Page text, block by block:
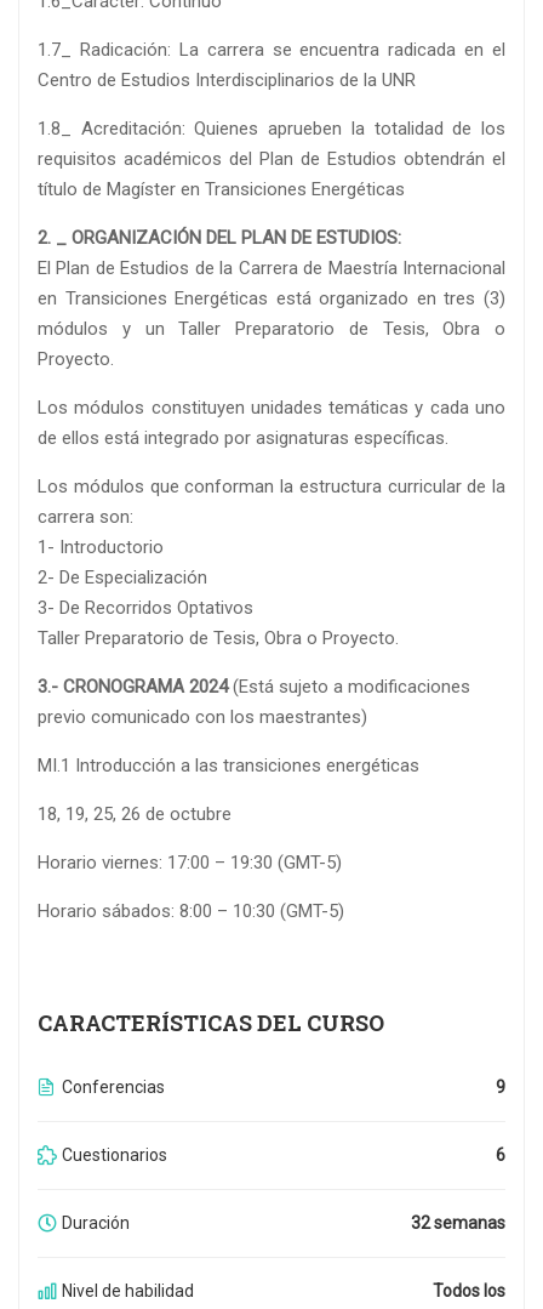
1.7_ Radicación: La carrera se encuentra radicada en el
Centro de Estudios Interdisciplinarios de la UNR
1.8_ Acreditación: Quienes aprueben la totalidad de los
requisitos académicos del Plan de Estudios obtendrán el
título de Magíster en Transiciones Energéticas
2. _ ORGANIZACIÓN DEL PLAN DE ESTUDIOS:
El Plan de Estudios de la Carrera de Maestría Internacional
en Transiciones Energéticas está organizado en tres (3)
módulos y un Taller Preparatorio de Tesis, Obra o
Proyecto.
Los módulos constituyen unidades temáticas y cada uno
de ellos está integrado por asignaturas específicas.
Los módulos que conforman la estructura curricular de la
carrera son:
1- Introductorio
2- De Especialización
3- De Recorridos Optativos
Taller Preparatorio de Tesis, Obra o Proyecto.
3.- CRONOGRAMA 2024(Está sujeto a modificaciones
previo comunicado con los maestrantes)
MI.1 Introducción a las transiciones energéticas
18, 19, 25, 26 de octubre
Horario viernes: 17:00 – 19:30 (GMT-5)
Horario sábados: 8:00 – 10:30 (GMT-5)
CARACTERÍSTICAS DEL CURSO
Conferencias 9
Cuestionarios 6
Duración 32 semanas
Nivel de habilidad
Todos los